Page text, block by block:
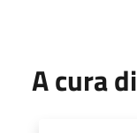
A cura di